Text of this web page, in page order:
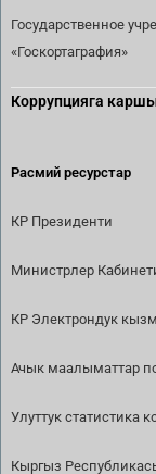
Государственное
«Госкортаграфия»
Коррупцияга
Расмий ресурстар
КР Президенти
Министрлер
КР Электрондук
Ачык маалыматтар
Улуттук статистика
Кыргыз